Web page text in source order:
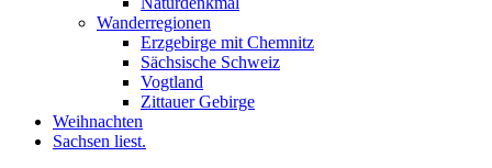
Wanderregionen
Erzgebirge mit Chemnitz
Sächsische Schweiz
Vogtland
Zittauer Gebirge
Weihnachten
Sachsen liest.